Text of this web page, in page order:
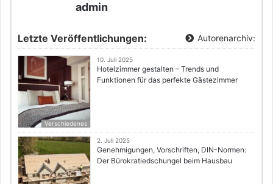
admin
Letzte Veröffentlichungen: Autorenarchiv:
Verschiedenes
10. Juli 2025
Hotelzimmer gestalten – Trends und
Funktionen für das perfekte Gästezimmer
2. Juli 2025
Genehmigungen, Vorschriften, DIN-Normen:
Der Bürokratiedschungel beim Hausbau